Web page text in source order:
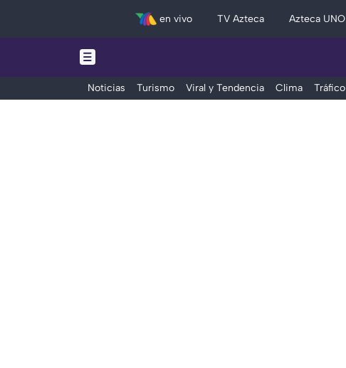
en vivo TV Azteca Azteca UNO
Noticias Turismo Viral y Tendencia Clima Tráfico